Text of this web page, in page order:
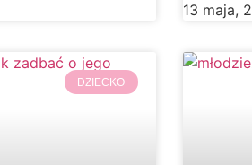
13 maja,
DZIECKO